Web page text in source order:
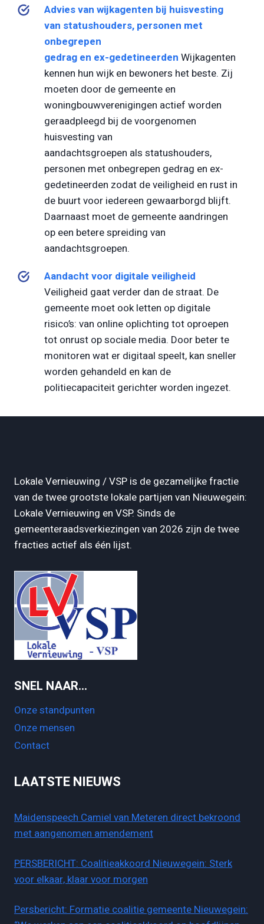
Advies van wijkagenten bij huisvesting
van statushouders, personen met
onbegrepen
gedrag en ex-gedetineerden Wijkagenten
kennen hun wijk en bewoners het beste. Zij
moeten door de gemeente en
woningbouwverenigingen actief worden
geraadpleegd bij de voorgenomen
huisvesting van
aandachtsgroepen als statushouders,
personen met onbegrepen gedrag en ex-
gedetineerden zodat de veiligheid en rust in
de buurt voor iedereen gewaarborgd blijft.
Daarnaast moet de gemeente aandringen
op een betere spreiding van
aandachtsgroepen.
Aandacht voor digitale veiligheid
Veiligheid gaat verder dan de straat. De
gemeente moet ook letten op digitale
risico’s: van online oplichting tot oproepen
tot onrust op sociale media. Door beter te
monitoren wat er digitaal speelt, kan sneller
worden gehandeld en kan de
politiecapaciteit gerichter worden ingezet.
Lokale Vernieuwing / VSP is de gezamelijke fractie
van de twee grootste lokale partijen van Nieuwegein:
Lokale Vernieuwing en VSP. Sinds de
gemeenteraadsverkiezingen van 2026 zijn de twee
fracties actief als één lijst.
SNEL NAAR…
Onze standpunten
Onze mensen
Contact
LAATSTE NIEUWS
Maidenspeech Camiel van Meteren direct bekroond
met aangenomen amendement
PERSBERICHT: Coalitieakkoord Nieuwegein: Sterk
voor elkaar, klaar voor morgen
Persbericht: Formatie coalitie gemeente Nieuwegein: